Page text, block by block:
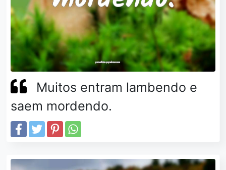
Muitos entram lambendo e
saem mordendo.